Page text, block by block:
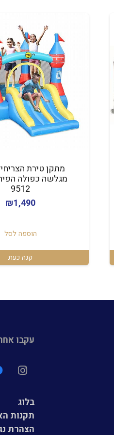
מתקן טירת
מגלשה כפולה
9512
₪1,490
הוספה לסל
קנה כעת
עקבו
בלוג
תקנות
הצהרת